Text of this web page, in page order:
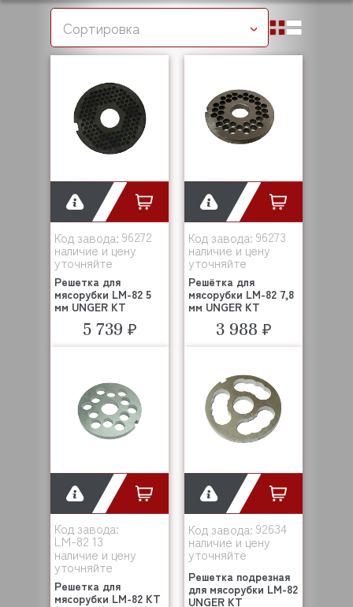
Сортировка
Код завода: 96272
наличие и цену
уточняйте
Решетка для
мясорубки LM-82 5
мм UNGER KT
5 739 ₽
Код завода: 96273
наличие и цену
уточняйте
Решётка для
мясорубки LM-82 7,8
мм UNGER KT
3 988 ₽
Код завода:
LM-82 13
наличие и цену
уточняйте
Решетка для
мясорубки LM-82 KT
Код завода: 92634
наличие и цену
уточняйте
Решетка подрезная
для мясорубки LM-82
UNGER KT